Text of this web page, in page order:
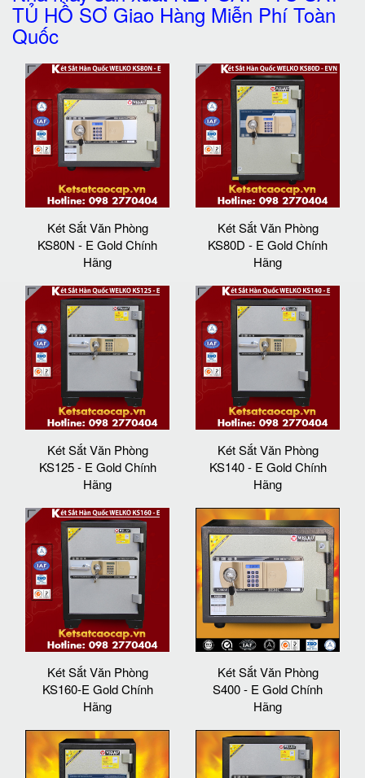
TỦ HỒ SƠ Giao Hàng Miễn Phí Toàn
Quốc
Két Sắt Văn Phòng
KS80N - E Gold Chính
Hãng
Két Sắt Văn Phòng
KS80D - E Gold Chính
Hãng
Két Sắt Văn Phòng
KS125 - E Gold Chính
Hãng
Két Sắt Văn Phòng
KS140 - E Gold Chính
Hãng
Két Sắt Văn Phòng
KS160-E Gold Chính
Hãng
Két Sắt Văn Phòng
S400 - E Gold Chính
Hãng